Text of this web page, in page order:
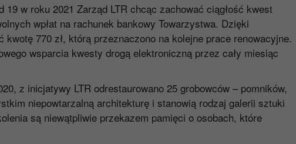
w roku 2021 Zarząd LTR chcąc zachować ciągłość kwest
wpłat na rachunek bankowy Towarzystwa. Dzięki
770 zł, którą przeznaczono na kolejne prace renowacyjne.
wsparcia kwesty drogą elektroniczną przez cały miesiąc
z inicjatywy LTR odrestaurowano 25 grobowców – pomników,
niepowtarzalną architekturę i stanowią rodzaj galerii sztuki
są niewątpliwie przekazem pamięci o osobach, które